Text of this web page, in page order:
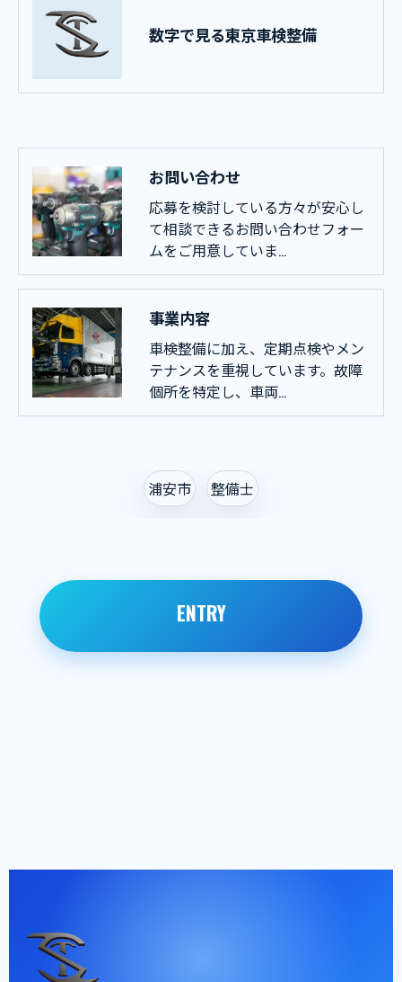
数字で見る東京車検整備
お問い合わせ
応募を検討している方々が安心し
て相談できるお問い合わせフォー
ムをご用意していま…
事業内容
車検整備に加え、定期点検やメン
テナンスを重視しています。故障
個所を特定し、車両…
浦安市 整備士
ENTRY